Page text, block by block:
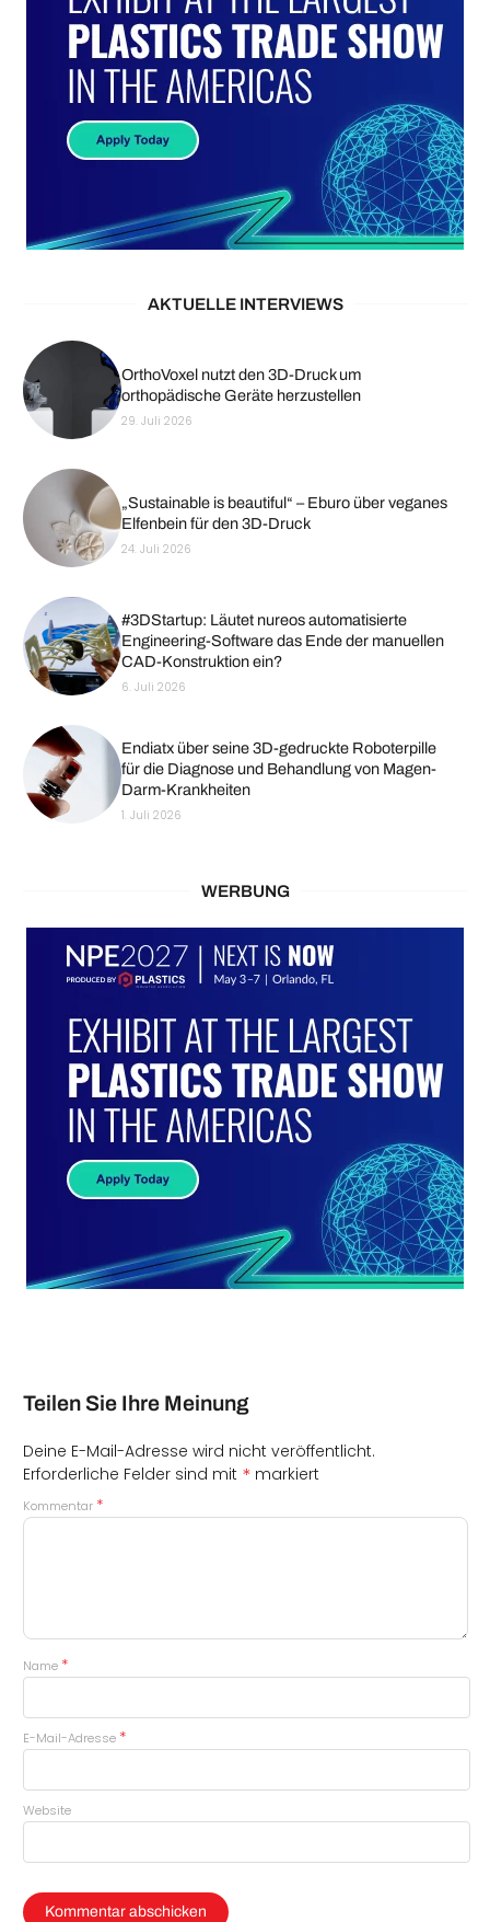
AKTUELLE INTERVIEWS
OrthoVoxel nutzt den 3D-Druck um
orthopädische Geräte herzustellen
29. Juli 2026
„Sustainable is beautiful“ – Eburo über veganes
Elfenbein für den 3D-Druck
24. Juli 2026
#3DStartup: Läutet nureos automatisierte
Engineering-Software das Ende der manuellen
CAD-Konstruktion ein?
6. Juli 2026
Endiatx über seine 3D-gedruckte Roboterpille
für die Diagnose und Behandlung von Magen-
Darm-Krankheiten
1. Juli 2026
WERBUNG
Teilen Sie Ihre Meinung
Deine E-Mail-Adresse wird nicht veröffentlicht.
Erforderliche Felder sind mit * markiert
Kommentar *
Name *
E-Mail-Adresse *
Website